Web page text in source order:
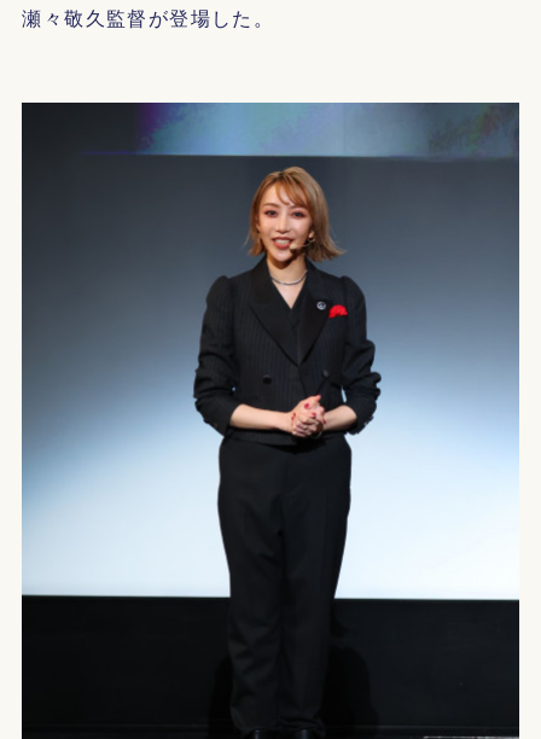
瀬々敬久監督が登場した。